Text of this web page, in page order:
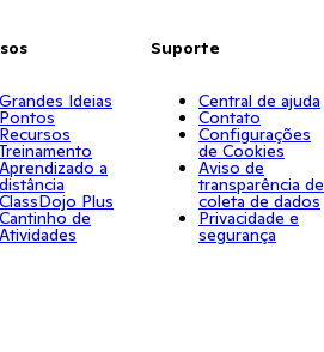
Ideias
a
Plus
de
Suporte
Central de ajuda
Contato
Configurações
de Cookies
Aviso de
transparência de
coleta de dados
Privacidade e
segurança